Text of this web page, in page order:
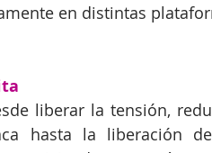
en distintas
liberar la tensión,
hasta la liberación